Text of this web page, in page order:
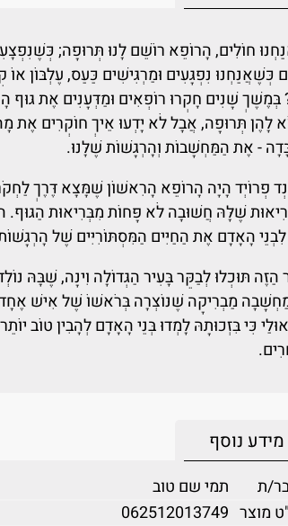
חוֹלִים, הָרוֹפֵא רוֹשֵׁם לָנוּ תְּרוּפָה;
כְּשֶׁאֲנַחְנוּ נִפְגָּעִים וּמַרְגִּישִׁים כַּעַס, עֶלְבּוֹן
בְּמֶשֶׁךְ שָׁנִים חָקְרוּ רוֹפְאִים וּמַדְּעָנִים אֶת גּוּף
לָהֶן תְּרוּפָה, אֲבָל לֹא יָדְעוּ אֵיךְ חוֹקְרִים
- אֶת הַמַּחְשָׁבוֹת וְהָרְגָשׁוֹת שֶׁלָּנוּ.
פְרוֹיְד הָיָה הָרוֹפֵא הָרִאשׁוֹן שֶׁמָּצָא דֶּרֶךְ
שֶׁלָּהּ חֲשׁוּבָה לֹא פָּחוֹת מִבְּרִיאוּת הַגּוּף.
לִבְנֵי הָאָדָם אֶת הַחַיִּים הַמִּסְתּוֹרִיִּים שֶׁל
תּוּכְלוּ לְבַקֵּר בָּעִיר הַגְּדוֹלָה וִינָה, שֶׁבָּהּ
מַבְרִיקָה שֶׁנּוֹצְרָה בְּרֹאשׁוֹ שֶׁל אִישׁ
כִּי בִּזְכוּתָהּ לָמְדוּ בְּנֵי הָאָדָם לְהָבִין טוֹב
מידע נוסף
ת
תמי שם טוב
מוצר 062512013749